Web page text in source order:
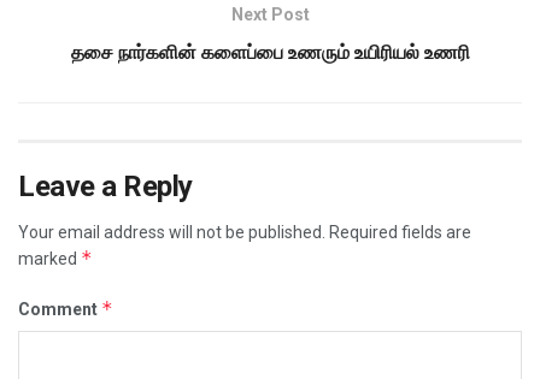
Next Post
தசை நார்களின் களைப்பை உணரும் உயிரியல் உணரி
Leave a Reply
Your email address will not be published.
Required fields are
marked *
Comment *